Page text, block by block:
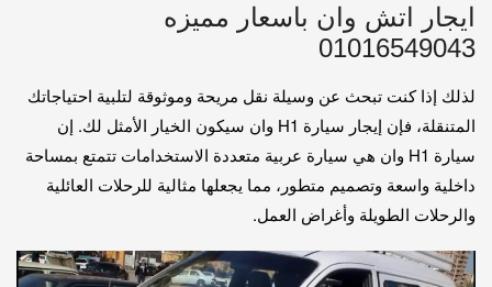
ايجار اتش وان باسعار مميزه
01016549043
لذلك إذا كنت تبحث عن وسيلة نقل مريحة وموثوقة لتلبية احتياجاتك
المتنقلة، فإن إيجار سيارة H1 وان سيكون الخيار الأمثل لك. إن
سيارة H1 وان هي سيارة عربية متعددة الاستخدامات تتمتع بمساحة
داخلية واسعة وتصميم متطور، مما يجعلها مثالية للرحلات العائلية
والرحلات الطويلة وأغراض العمل.